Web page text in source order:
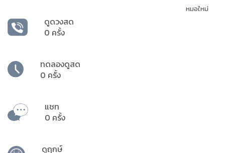
ดูดวงสด
0 ครั้ง
ทดลองดูสด
0 ครั้ง
แชท
0 ครั้ง
ดูฤกษ์
หมอใหม่